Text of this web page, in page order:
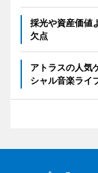
採光や資産価値
欠点
アトラスの人気
シャル音楽ライ